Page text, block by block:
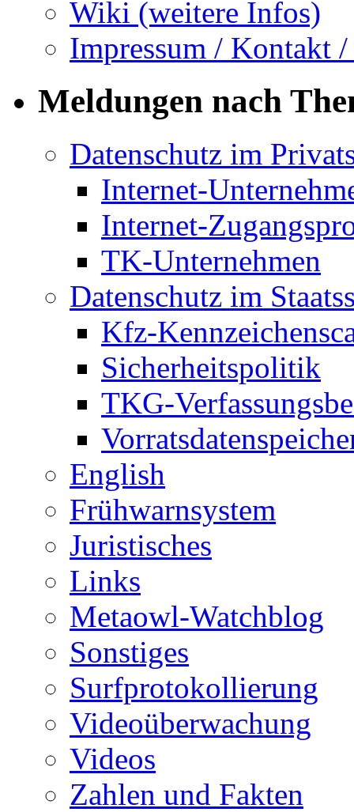
Wiki (weitere Infos)
Impressum / Kontakt
Meldungen nach
Datenschutz im
Internet-
Internet-
TK-Unternehmen
Datenschutz im
Kfz-
Sicherheitspolitik
TKG-
English
Frühwarnsystem
Juristisches
Links
Metaowl-Watchblog
Sonstiges
Surfprotokollierung
Videoüberwachung
Videos
Zahlen und Fakten